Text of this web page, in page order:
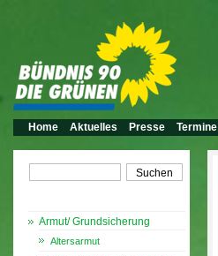
Home Aktuelles Presse Termine
Armut/ Grundsicherung
Altersarmut